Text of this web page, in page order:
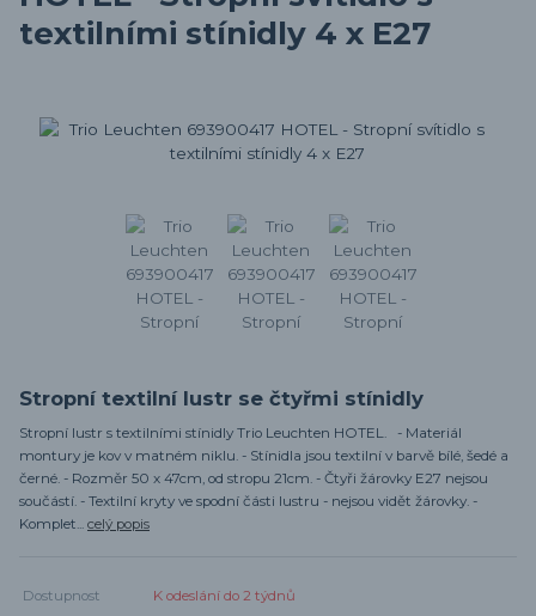
textilními stínidly 4 x E27
Stropní textilní lustr se čtyřmi stínidly
Stropní lustr s textilními stínidly Trio Leuchten HOTEL. - Materiál
montury je kov v matném niklu. - Stínidla jsou textilní v barvě bílé, šedé a
černé. - Rozměr 50 x 47cm, od stropu 21cm. - Čtyři žárovky E27 nejsou
součástí. - Textilní kryty ve spodní části lustru - nejsou vidět žárovky. -
Komplet... celý popis
Dostupnost K odeslání do 2 týdnů